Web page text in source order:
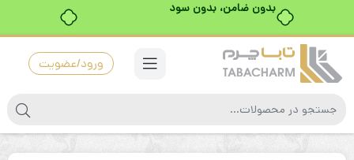
بدون ضامن، بدون سود
ورود/عضویت